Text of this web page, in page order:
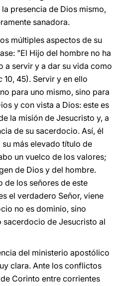
presencia de Dios mismo,
sanadora.
múltiples aspectos de su
"El Hijo del hombre no ha
a servir y a dar su vida como
10, 45). Servir y en ello
para uno mismo, sino para
y con vista a Dios: este es
la misión de Jesucristo y, a
de su sacerdocio. Así, él
más elevado título de
un vuelco de los valores;
de Dios y del hombre.
de los señores de este
el verdadero Señor, viene
no es dominio, sino
sacerdocio de Jesucristo al
del ministerio apostólico
clara. Ante los conflictos
Corinto entre corrientes